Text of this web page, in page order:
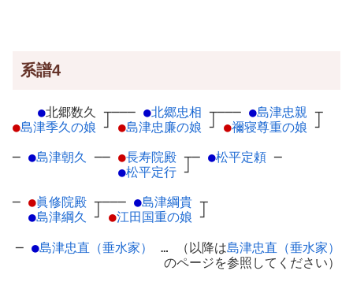
系譜4
●北郷数久 ┬
●島津季久の娘 ┘
─── ●北郷忠相 ┬
●島津忠廉の娘 ┘
─── ●島津忠親 ┬
●禰寝尊重の娘 ┘
─ ●島津朝久 ── ●長寿院殿 ┬
●松平定行 ┘
─ ●松平定頼 ─
─ ●眞修院殿 ┬
●島津綱久 ┘
─── ●島津綱貴 ┬
●江田国重の娘 ┘
─ ●島津忠直（垂水家） … （以降は島津忠直（垂水家）
のページを参照してください）